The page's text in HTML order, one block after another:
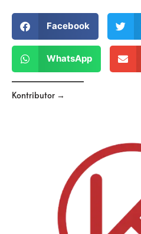
Facebook
WhatsApp
Kontributor →